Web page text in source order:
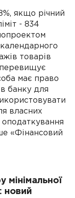
якщо річний
- 834
товарів
має право
банку для
власних
«Фінансовий
мінімальної
новий